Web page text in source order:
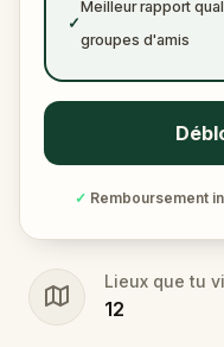
✓
Meilleur rapport
groupes d'amis
✓ Remboursement
Lieux que tu
12